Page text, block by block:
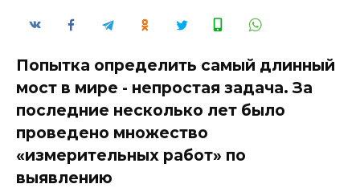
Попытка определить самый длинный
мост в мире - непростая задача. За
последние несколько лет было
проведено множество
«измерительных работ» по
выявлению